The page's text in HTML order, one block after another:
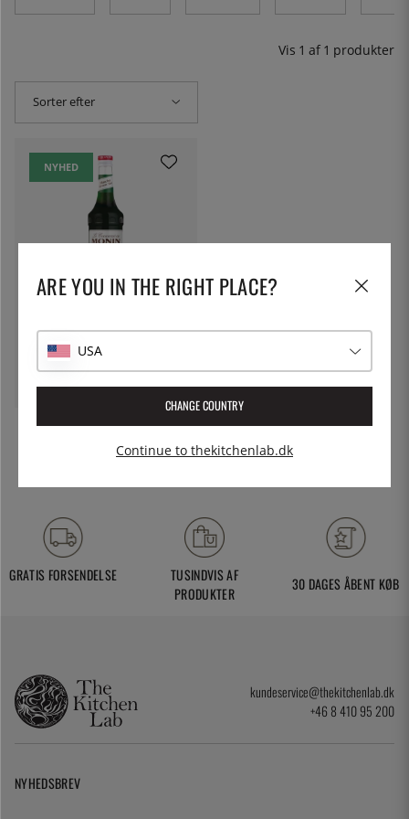
Vis 1 af 1 produkter
Sorter efter
NYHED
Monin Matcha Green Tea
Concentrate 70 cl
168 kr.
GRATIS FORSENDELSE
TUSINDVIS AF
PRODUKTER
30 DAGES ÅBENT KØB
kundeservice@thekitchenlab.dk
+46 8 410 95 200
NYHEDSBREV
ARE YOU IN THE RIGHT PLACE?
USA
CHANGE COUNTRY
Continue to thekitchenlab.dk